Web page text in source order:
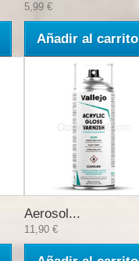
5,99 €
Añadir al carrito
Aerosol...
11,90 €